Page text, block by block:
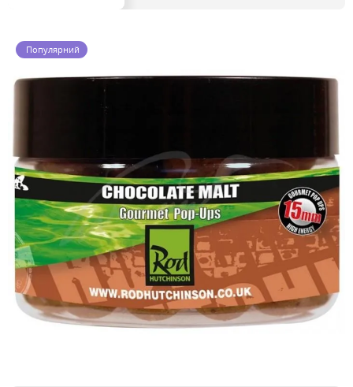
Популярний